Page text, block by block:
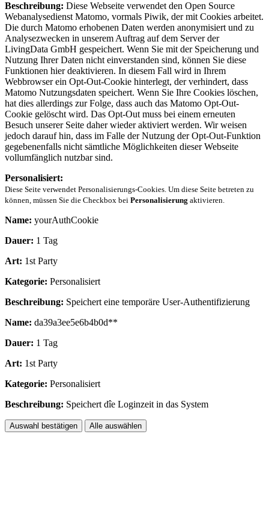
Beschreibung: Diese Webseite verwendet den Open Source
Webanalysedienst Matomo, vormals Piwik, der mit Cookies arbeitet.
Die durch Matomo erhobenen Daten werden anonymisiert und zu
Analysezwecken in unserem Auftrag auf dem Server der
LivingData GmbH gespeichert. Wenn Sie mit der Speicherung und
Nutzung Ihrer Daten nicht einverstanden sind, können Sie diese
Funktionen hier deaktivieren. In diesem Fall wird in Ihrem
Webbrowser ein Opt-Out-Cookie hinterlegt, der verhindert, dass
Matomo Nutzungsdaten speichert. Wenn Sie Ihre Cookies löschen,
hat dies allerdings zur Folge, dass auch das Matomo Opt-Out-
Cookie gelöscht wird. Das Opt-Out muss bei einem erneuten
Besuch unserer Seite daher wieder aktiviert werden. Wir weisen
jedoch darauf hin, dass im Falle der Nutzung der Opt-Out-Funktion
gegebenenfalls nicht sämtliche Möglichkeiten dieser Webseite
vollumfänglich nutzbar sind.
Personalisiert:
Diese Seite verwendet Personalisierungs-Cookies. Um diese Seite betreten zu
können, müssen Sie die Checkbox bei Personalisierung aktivieren.
Name: yourAuthCookie
Dauer: 1 Tag
Art: 1st Party
Kategorie: Personalisiert
Beschreibung: Speichert eine temporäre User-Authentifizierung
Name: da39a3ee5e6b4b0d**
Dauer: 1 Tag
Art: 1st Party
Kategorie: Personalisiert
Beschreibung: Speichert dîe Loginzeit in das System
Auswahl bestätigen Alle auswählen